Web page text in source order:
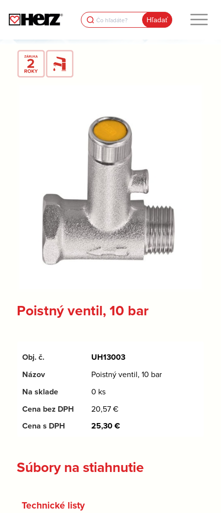
Search
for:
Poistný ventil, 10 bar
UH13003
Poistný ventil, 10 bar
0 ks
20,57€
25,30€
Súbory na stiahnutie
Technické listy